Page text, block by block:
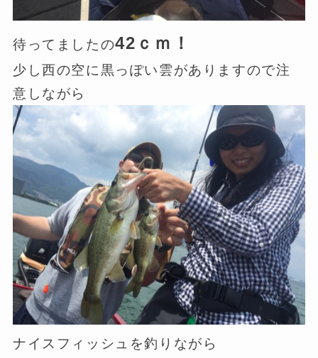
待ってましたの42ｃｍ！
少し西の空に黒っぽい雲がありますので注
意しながら
ナイスフィッシュを釣りながら